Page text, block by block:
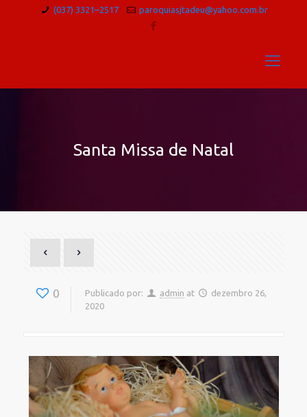
(037) 3321–2517 paroquiasjtadeu@yahoo.com.br
Santa Missa de Natal
0 Publicado por: admin at
dezembro 26,
2020